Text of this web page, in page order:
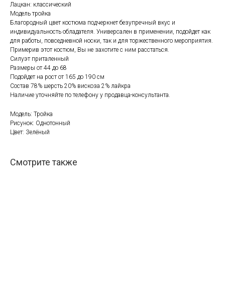
Лацкан: классический
Модель тройка
Благородный цвет костюма подчеркнет безупречный вкус и
индивидуальность обладателя. Универсален в применении, подойдет как
для работы, повседневной носки, так и для торжественного мероприятия.
Примерив этот костюм, Вы не захотите с ним расстаться.
Силуэт приталенный
Размеры от 44 до 68
Подойдет на рост от 165 до 190 см
Состав 78% шерсть 20% вискоза 2% лайкра
Наличие уточняйте по телефону у продавца-консультанта.
Модель: Тройка
Рисунок: Однотонный
Цвет: Зелёный
Смотрите также